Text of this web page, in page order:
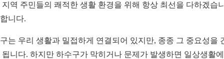
지역 주민들의 쾌적한 생활 환경을 위해 항상 최선을 다하겠습
니다.
는 우리 생활과 밀접하게 연결되어 있지만, 종종 그 중요성을
됩니다. 하지만 하수구가 막히거나 문제가 발생하면 일상생활